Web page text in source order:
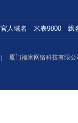
官人域名 米表9800 飘
厦门福米网络科技有限